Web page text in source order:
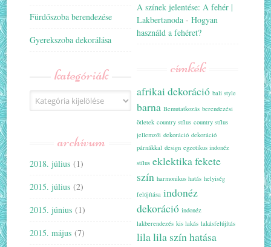
Fürdőszoba berendezése
Gyerekszoba dekorálása
kategóriák
Kategóriák
archívum
2018. július (1)
2015. július (2)
2015. június (1)
2015. május (7)
A színek jelentése: A fehér |
Lakbertanoda -Hogyan
használd a fehéret?
címkék
afrikai dekoráció bali style
barna Bemutatkozás berendezési
ötletek country stílus country stílus
jellemzői dekoráció dekoráció
párnákkal design egzotikus indonéz
stílus eklektikafekete
szín harmonikus hatás helyiség
felújítása indonéz
dekoráció indonéz
lakberendezés kis lakás lakásfelújítás
lilalila szín hatása